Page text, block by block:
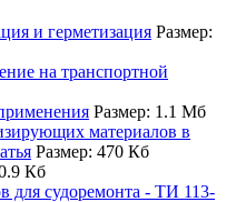
и герметизация Размер:
на транспортной
Размер: 1.1 Мб
материалов в
Размер: 470 Кб
Кб
для судоремонта - ТИ 113-